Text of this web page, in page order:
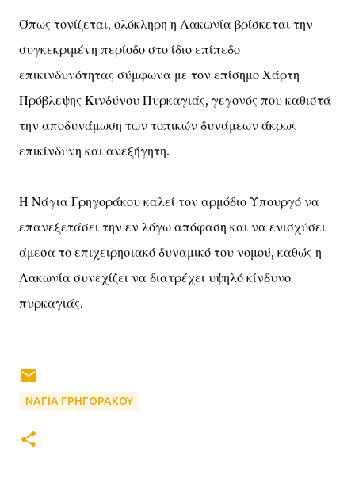
Όπως τονίζεται, ολόκληρη η Λακωνία βρίσκεται την
συγκεκριμένη περίοδο στο ίδιο επίπεδο
επικινδυνότητας σύμφωνα με τον επίσημο Χάρτη
Πρόβλεψης Κινδύνου Πυρκαγιάς, γεγονός που καθιστά
την αποδυνάμωση των τοπικών δυνάμεων άκρως
επικίνδυνη και ανεξήγητη.
Η Νάγια Γρηγοράκου καλεί τον αρμόδιο Υπουργό να
επανεξετάσει την εν λόγω απόφαση και να ενισχύσει
άμεσα το επιχειρησιακό δυναμικό του νομού, καθώς η
Λακωνία συνεχίζει να διατρέχει υψηλό κίνδυνο
πυρκαγιάς.
ΝΑΓΙΑ ΓΡΗΓΟΡΑΚΟΥ